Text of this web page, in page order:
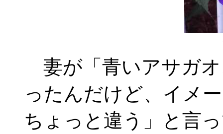
妻が「青いアサガ
ったんだけど、イメ
ちょっと違う」と言